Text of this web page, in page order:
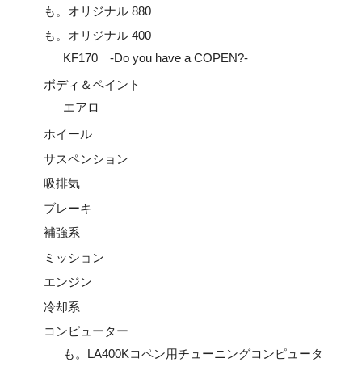
も。オリジナル 880
も。オリジナル 400
KF170 -Do you have a COPEN?-
ボディ＆ペイント
エアロ
ホイール
サスペンション
吸排気
ブレーキ
補強系
ミッション
エンジン
冷却系
コンピューター
も。LA400Kコペン用チューニングコンピュータ